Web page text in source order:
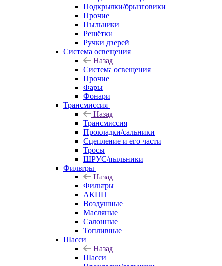
Подкрылки/брызговики
Прочие
Пыльники
Решётки
Ручки дверей
Система освещения
Назад
Система освещения
Прочие
Фары
Фонари
Трансмиссия
Назад
Трансмиссия
Прокладки/сальники
Сцепление и его части
Тросы
ШРУС/пыльники
Фильтры
Назад
Фильтры
АКПП
Воздушные
Масляные
Салонные
Топливные
Шасси
Назад
Шасси